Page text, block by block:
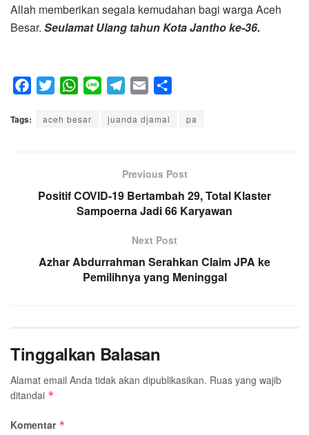
Allah memberikan segala kemudahan bagi warga Aceh
Besar. Seulamat Ulang tahun Kota Jantho ke-36.
i
r
W
a
p
p
n
l
r
a
m
a
Tags: aceh besar juanda djamal pa
Previous Post
Positif COVID-19 Bertambah 29, Total Klaster
Sampoerna Jadi 66 Karyawan
Next Post
Azhar Abdurrahman Serahkan Claim JPA ke
Pemilihnya yang Meninggal
Tinggalkan Balasan
Alamat email Anda tidak akan dipublikasikan. Ruas yang wajib
ditandai *
Komentar *